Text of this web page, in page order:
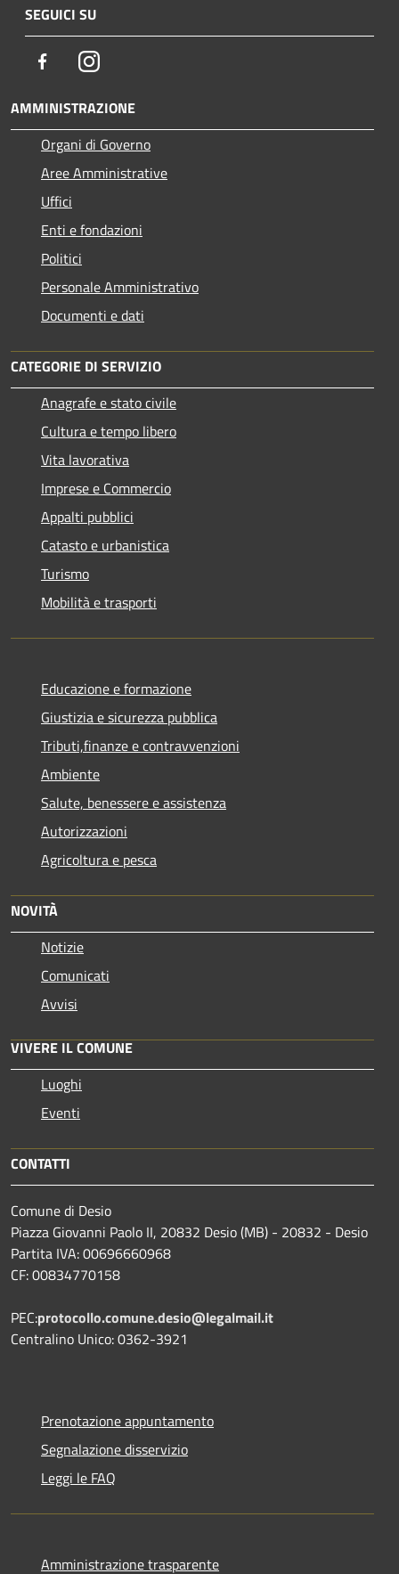
SEGUICI SU
FacebookInstagram
AMMINISTRAZIONE
Organi di Governo
Aree Amministrative
Uffici
Enti e fondazioni
Politici
Personale Amministrativo
Documenti e dati
CATEGORIE DI SERVIZIO
Anagrafe e stato civile
Cultura e tempo libero
Vita lavorativa
Imprese e Commercio
Appalti pubblici
Catasto e urbanistica
Turismo
Mobilità e trasporti
Educazione e formazione
Giustizia e sicurezza pubblica
Tributi,finanze e contravvenzioni
Ambiente
Salute, benessere e assistenza
Autorizzazioni
Agricoltura e pesca
NOVITÀ
Notizie
Comunicati
Avvisi
VIVERE IL COMUNE
Luoghi
Eventi
CONTATTI
Comune di Desio
Piazza Giovanni Paolo II, 20832 Desio (MB) - 20832 - Desio
Partita IVA: 00696660968
CF: 00834770158
PEC:protocollo.comune.desio@legalmail.it
Centralino Unico: 0362-3921
Prenotazione appuntamento
Segnalazione disservizio
Leggi le FAQ
Amministrazione trasparente